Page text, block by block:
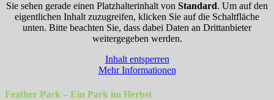
Sie sehen gerade einen Platzhalterinhalt von Standard. Um auf den
eigentlichen Inhalt zuzugreifen, klicken Sie auf die Schaltfläche
unten. Bitte beachten Sie, dass dabei Daten an Drittanbieter
weitergegeben werden.
Inhalt entsperren
Mehr Informationen
Feather Park – Ein Park im Herbst